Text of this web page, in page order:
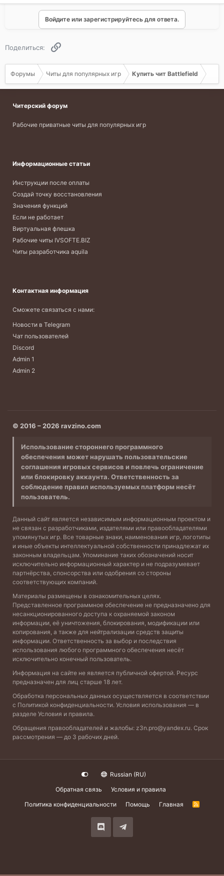
Войдите или зарегистрируйтесь для ответа.
Поделиться:
Форумы Читы для популярных игр Купить чит Battlefield
Читерский форум
Рабочие приватные читы для популярных игр
Информационные статьи
Инструкции после оплаты
Создай точку восстановления
Значения функций
Если не работает
Виртуальная флешка
Рабочие читы IVSOFTE.BIZ
Читы разработчика aquila
Контактная информация
Сможете связаться с нами:
Новости в Telegram
Чат пользователей
Discord
Admin 1
Admin 2
© 2016 – 2026 ravzino.com
Использование стороннего программного
обеспечения может нарушать пользовательские
соглашения игровых сервисов и повлечь ограничение
или блокировку аккаунта. Ответственность за
соблюдение правил используемых платформ несёт
пользователь.
Данный сайт является независимым информационным проектом и
не связан с разработчиками, издателями или правообладателями
упомянутых игр. Все товарные знаки, наименования игр, логотипы
и иные объекты интеллектуальной собственности принадлежат их
законным владельцам. Упоминание таких обозначений носит
исключительно информационный характер и не подразумевает
партнёрства, спонсорства или одобрения со стороны
соответствующих компаний.
Материалы размещены в ознакомительных целях.
Представленное программное обеспечение не предназначено для
несанкционированного доступа к охраняемой законом
информации, её уничтожения, блокирования, модификации или
копирования, а также для нейтрализации средств защиты
информации. Ответственность за выбор и последствия
использования любого программного обеспечения несёт
исключительно конечный пользователь.
Информация на сайте не является публичной офертой. Ресурс
предназначен для лиц старше 18 лет.
Обработка персональных данных осуществляется в соответствии
с Политикой конфиденциальности. Условия использования — в
разделе Условия и правила.
Обращения правообладателей и жалобы: z3n.pro@yandex.ru. Срок
рассмотрения — до 3 рабочих дней.
Russian (RU)
Обратная связь
Условия и правила
Политика конфиденциальности
Помощь Главная
R